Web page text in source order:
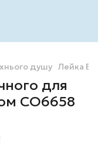
душу Лейка
для
CO6658